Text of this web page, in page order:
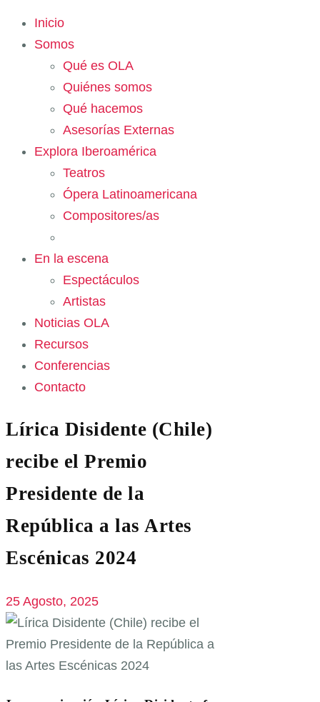
Inicio
Somos
Qué es OLA
Quiénes somos
Qué hacemos
Asesorías Externas
Explora Iberoamérica
Teatros
Ópera Latinoamericana
Compositores/as
En la escena
Espectáculos
Artistas
Noticias OLA
Recursos
Conferencias
Contacto
Lírica Disidente (Chile)
recibe el Premio
Presidente de la
República a las Artes
Escénicas 2024
25 Agosto, 2025